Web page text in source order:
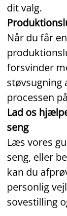
dit valg.
Når du får
forsvinder
støvsugning
processen
Lad os
seng
Læs vores
seng, eller
kan du
personlig
sovestilling